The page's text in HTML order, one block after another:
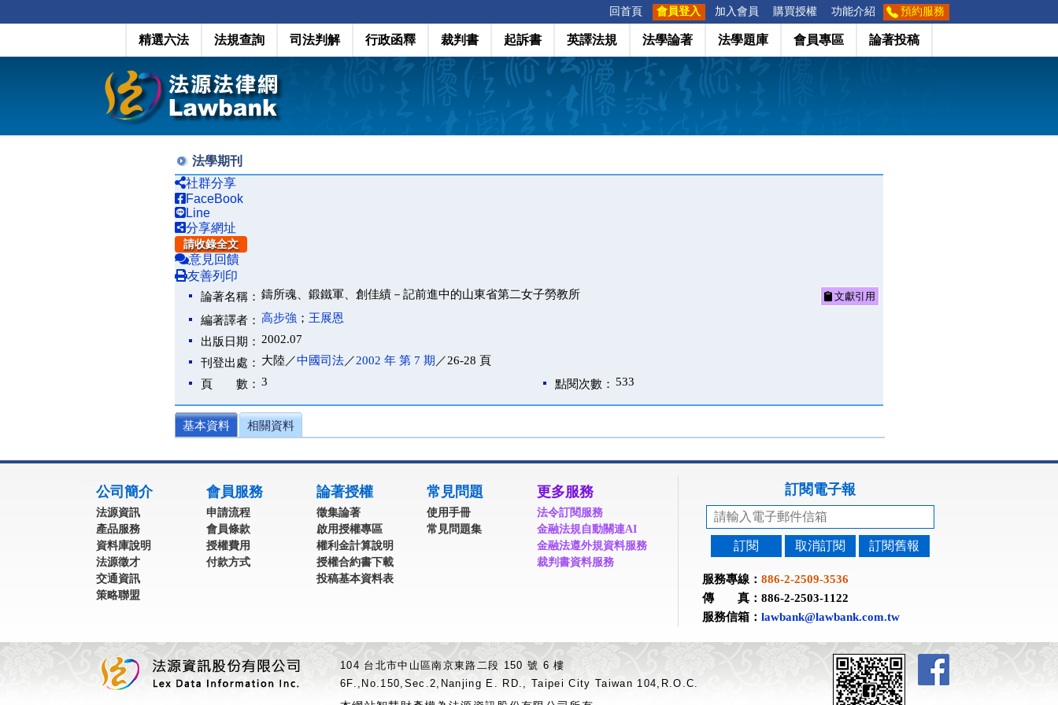
回首頁 會員登入 加入會員 購買授權 功能介紹 預約服務
精選六法 法規查詢 司法判解 行政函釋 裁判書 起訴書 英譯法規 法學論著 法學題庫 會員專區 論著投稿
法學期刊
社群分享
FaceBook
Line
分享網址
請收錄全文
意見回饋
友善列印
論著名稱： 鑄所魂、鍛鐵軍、創佳績－記前進中的山東省第二女子勞教所 文獻引用
編著譯者： 高步強 ； 王展恩
出版日期： 2002.07
刊登出處： 大陸／中國司法／2002 年 第 7 期 ／26-28 頁
頁 數： 3 點閱次數： 533
基本資料 相關資料
公司簡介
法源資訊
產品服務
資料庫說明
法源徵才
交通資訊
策略聯盟
會員服務
申請流程
會員條款
授權費用
付款方式
論著授權
徵集論著
啟用授權專區
權利金計算說明
授權合約書下載
投稿基本資料表
常見問題
使用手冊
常見問題集
更多服務
法令訂閱服務
金融法規自動關連AI
金融法遵外規資料服務
裁判書資料服務
訂閱電子報
訂閱 取消訂閱 訂閱舊報
服務專線： 886-2-2509-3536
傳 真：886-2-2503-1122
服務信箱： lawbank@lawbank.com.tw
104 台北市中山區南京東路二段 150 號 6 樓
6F.,No.150,Sec.2,Nanjing E. RD., Taipei City Taiwan 104,R.O.C.